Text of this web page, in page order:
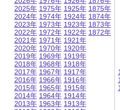
2025年
2024年
2023年
2022年
2021年
2020年
2019年
2018年
2017年
2016年
2015年
2014年
2013年
1975年
1974年
1973年
1972年
1971年
1970年
1969年
1968年
1967年
1966年
1965年
1964年
1963年
1925年
1924年
1923年
1922年
1921年
1920年
1919年
1918年
1917年
1916年
1915年
1914年
1913年
1875年
1874年
1873年
1872年